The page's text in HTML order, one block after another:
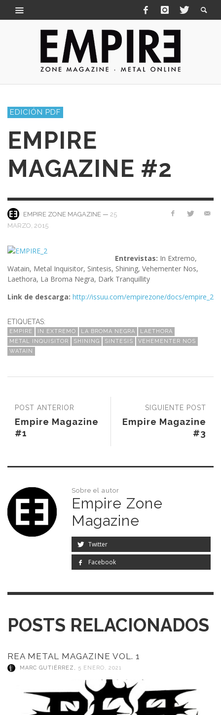
EDICIÓN PDF
EMPIRE
MAGAZINE #2
EMPIRE ZONE MAGAZINE — 25
MARZO, 2015
Entrevistas: In Extremo,
Watain, Metal Inquisitor, Sintesis, Shining, Vehementer Nos,
Laethora, La Broma Negra, Dark Tranquillity
Link de descarga: http://issuu.com/empirezone/docs/empire_2
ETIQUETAS:
EMPIRE IN EXTREMO LA BROMA NEGRA
LAETHORA
METAL INQUISITOR
SHINING SINTESIS
VEHEMENTER NOS
WATAIN
SIGUIENTE POST
Empire Magazine
#3
POST ANTERIOR
Empire Magazine
#1
Sobre el autor
Empire Zone
Magazine
Twitter
Facebook
POSTS RELACIONADOS
REA METAL MAGAZINE VOL. 1
MARC GUTIÉRREZ , 5 ENERO, 2021